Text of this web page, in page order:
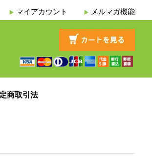
マイアカウント メルマガ機能
商取引法